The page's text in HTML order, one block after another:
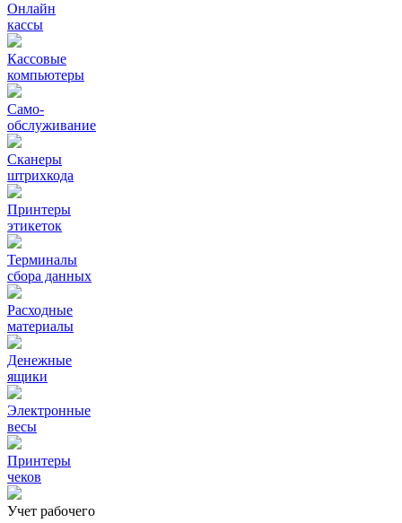
Онлайн
кассы
Кассовые
компьютеры
Само-
обслуживание
Сканеры
штрихкода
Принтеры
этикеток
Терминалы
сбора данных
Расходные
материалы
Денежные
ящики
Электронные
весы
Принтеры
чеков
Учет рабочего